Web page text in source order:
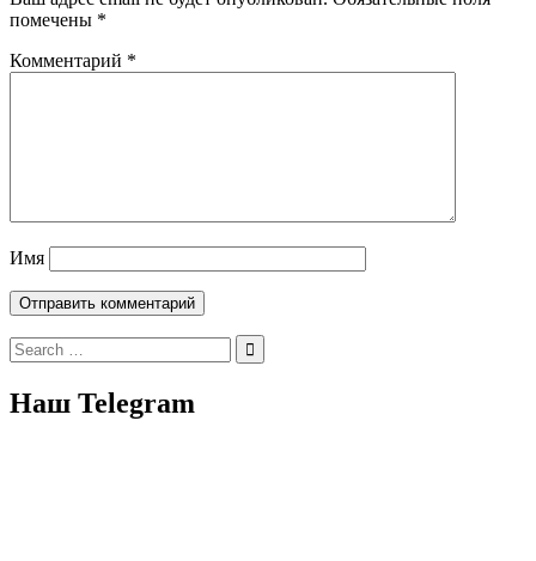
помечены *
Комментарий *
Имя
Search
for:
Наш Telegram